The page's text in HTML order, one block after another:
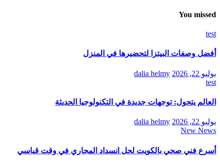
You missed
test
أفضل وصفات البيتزا لتحضيرها في المنزل
يوليو 22, 2026
dalia helmy
test
العالم يتحول: توجهات جديدة في التكنولوجيا الحديثة
يوليو 22, 2026
dalia helmy
New News
أسرع فني صحي بالكويت لحل انسداد المجاري في وقت قياسي